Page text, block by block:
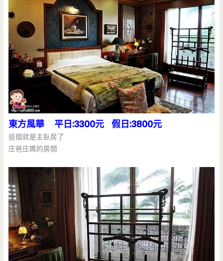
東方風華 平日:3300元 假日:3800元
這個就是主臥房了
庄爸庄媽的房間